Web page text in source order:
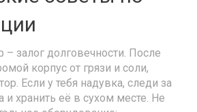
залог долговечности. После
корпус от грязи и соли,
Если у тебя надувка, следи за
хранить её в сухом месте. Не